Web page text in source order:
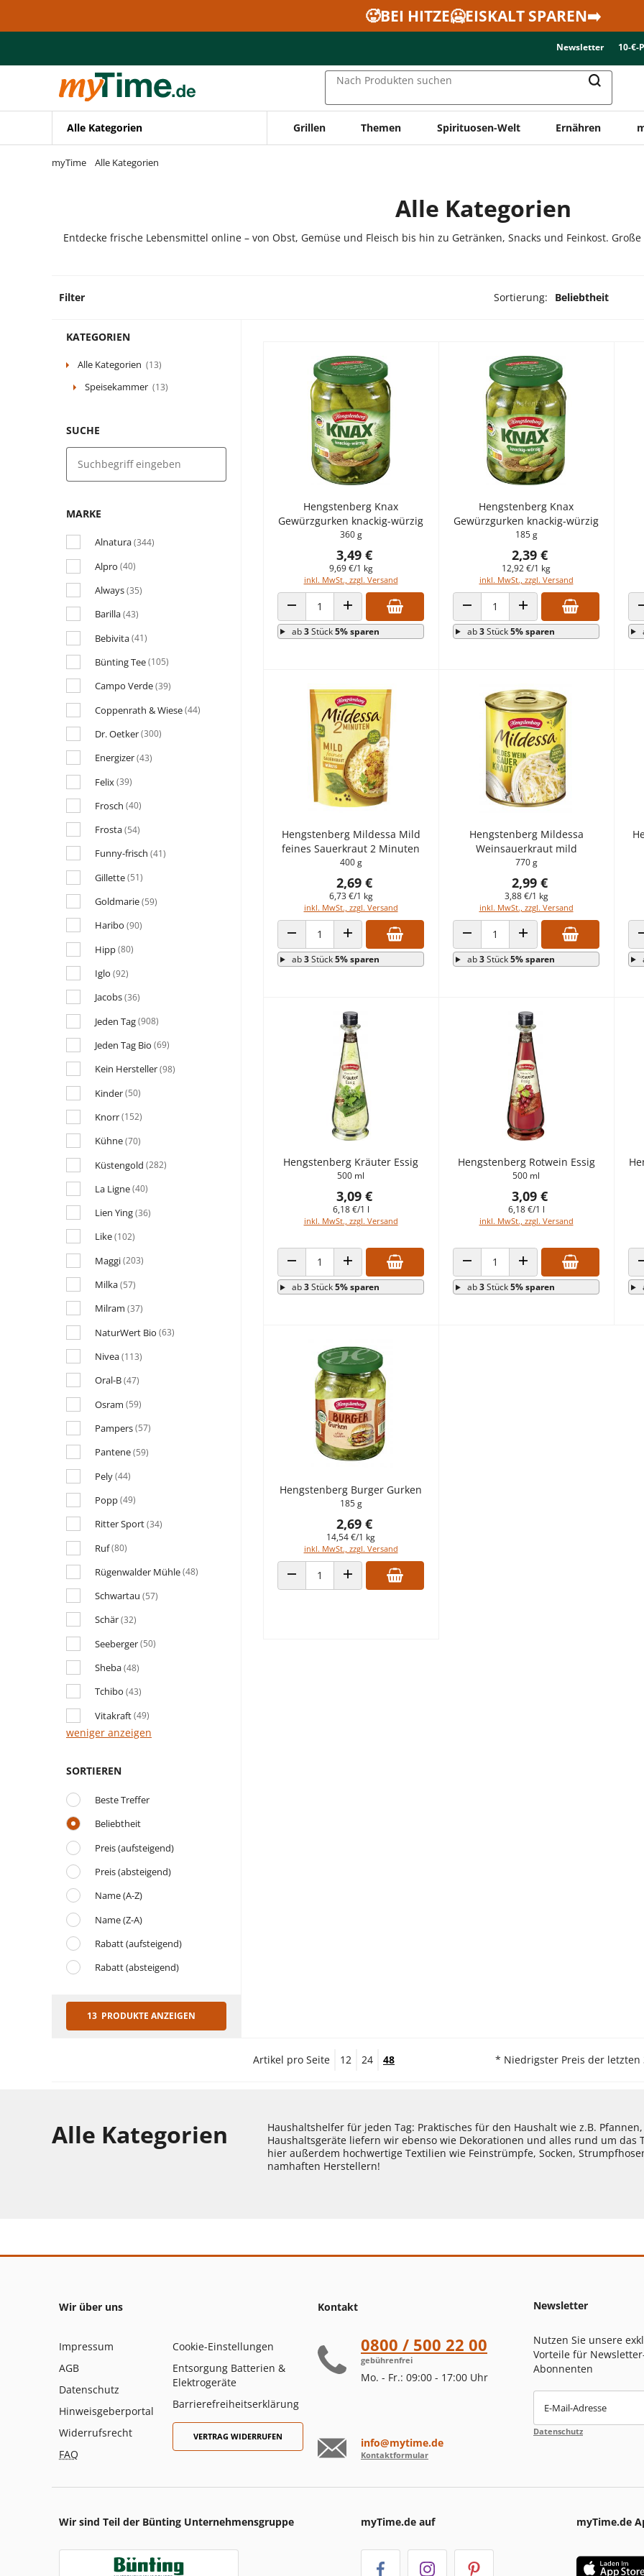
Zur Navigation springen
🥵BEI HITZE🥶EISKALT SPAREN➡️
Newsletter 10-€-
Nach Produkten suchen
Alle Kategorien Grillen Themen Spirituosen-Welt Ernähren
myTime Alle Kategorien
Alle Kategorien
Entdecke frische Lebensmittel online – von Obst, Gemüse und Fleisch bis hin zu Getränken, Snacks und Feinkost.
Filter Sortierung: Beliebtheit
KATEGORIEN
Alle Kategorien (13)
Speisekammer (13)
SUCHE
MARKE
Alnatura(344)
Alpro (40)
Always(35)
Barilla(43)
Bebivita(41)
Bünting Tee(105)
Campo Verde(39)
Coppenrath & Wiese(44)
Dr. Oetker(300)
Energizer(43)
Felix(39)
Frosch (40)
Frosta(54)
Funny-frisch (41)
Gillette(51)
Goldmarie(59)
Haribo (90)
Hipp(80)
Iglo (92)
Jacobs(36)
Jeden Tag(908)
Jeden Tag Bio (69)
Kein Hersteller(98)
Kinder(50)
Knorr(152)
Kühne(70)
Küstengold (282)
La Ligne(40)
Lien Ying(36)
Like(102)
Maggi(203)
Milka(57)
Milram (37)
NaturWert Bio (63)
Nivea(113)
Oral-B(47)
Osram (59)
Pampers(57)
Pantene(59)
Pely(44)
Popp(49)
Ritter Sport(34)
Ruf(80)
Rügenwalder Mühle(48)
Schwartau (57)
Schär(32)
Seeberger(50)
Sheba(48)
Tchibo (43)
Vitakraft(49)
weniger anzeigen
SORTIEREN
Beste Treffer
Beliebtheit
Preis (aufsteigend)
Preis (absteigend)
Name (A-Z)
Name (Z-A)
Rabatt (aufsteigend)
Rabatt (absteigend)
13 PRODUKTE ANZEIGEN
Hengstenberg Knax
Gewürzgurken knackig-würzig
360 g
3,49 €
9,69 €/1 kg
inkl. MwSt., zzgl. Versand
ANZAHL VERRINGERNANZAHL ERHÖHEN
ab3Stück5% sparen
Hengstenberg Knax
Gewürzgurken knackig-würzig
185 g
2,39 €
12,92 €/1 kg
inkl. MwSt., zzgl. Versand
ANZAHL VERRINGERNANZAHL ERHÖHEN
ab3Stück5% sparen
Hengstenberg Mildessa Mild
feines Sauerkraut 2 Minuten
400 g
2,69 €
6,73 €/1 kg
inkl. MwSt., zzgl. Versand
ANZAHL VERRINGERNANZAHL ERHÖHEN
ab3Stück5% sparen
Hengstenberg Mildessa
Weinsauerkraut mild
770 g
2,99 €
3,88 €/1 kg
inkl. MwSt., zzgl. Versand
ANZAHL VERRINGERNANZAHL ERHÖHEN
ab3Stück5% sparen
Hengstenberg Kräuter Essig
500 ml
3,09 €
6,18 €/1 l
inkl. MwSt., zzgl. Versand
ANZAHL VERRINGERNANZAHL ERHÖHEN
ab3Stück5% sparen
Hengstenberg Rotwein Essig
500 ml
3,09 €
6,18 €/1 l
inkl. MwSt., zzgl. Versand
ANZAHL VERRINGERNANZAHL ERHÖHEN
ab3Stück5% sparen
Hengstenberg Burger Gurken
185 g
2,69 €
14,54 €/1 kg
inkl. MwSt., zzgl. Versand
ANZAHL VERRINGERNANZAHL ERHÖHEN
Artikel pro Seite 12 24 48 * Niedrigster Preis der letzten
Alle Kategorien
Haushaltshelfer für jeden Tag: Praktisches für den Haushalt wie z.B.
Haushaltsgeräte liefern wir ebenso wie Dekorationen und alles rund um das
hier außerdem hochwertige Textilien wie Feinstrümpfe, Socken,
namhaften Herstellern!
Wir über uns
Impressum
AGB
Datenschutz
Hinweisgeberportal
Widerrufsrecht
FAQ
Cookie-Einstellungen
Entsorgung Batterien &
Elektrogeräte
Barrierefreiheitserklärung
VERTRAG WIDERRUFEN
Kontakt
0800 / 500 22 00
gebührenfrei
Mo. - Fr.: 09:00 - 17:00 Uhr
info@mytime.de
Kontaktformular
Newsletter
Nutzen Sie unsere
Vorteile für
Abonnenten
E-Mail-Adresse
Datenschutz
Wir sind Teil der Bünting Unternehmensgruppe myTime.de auf myTime.de